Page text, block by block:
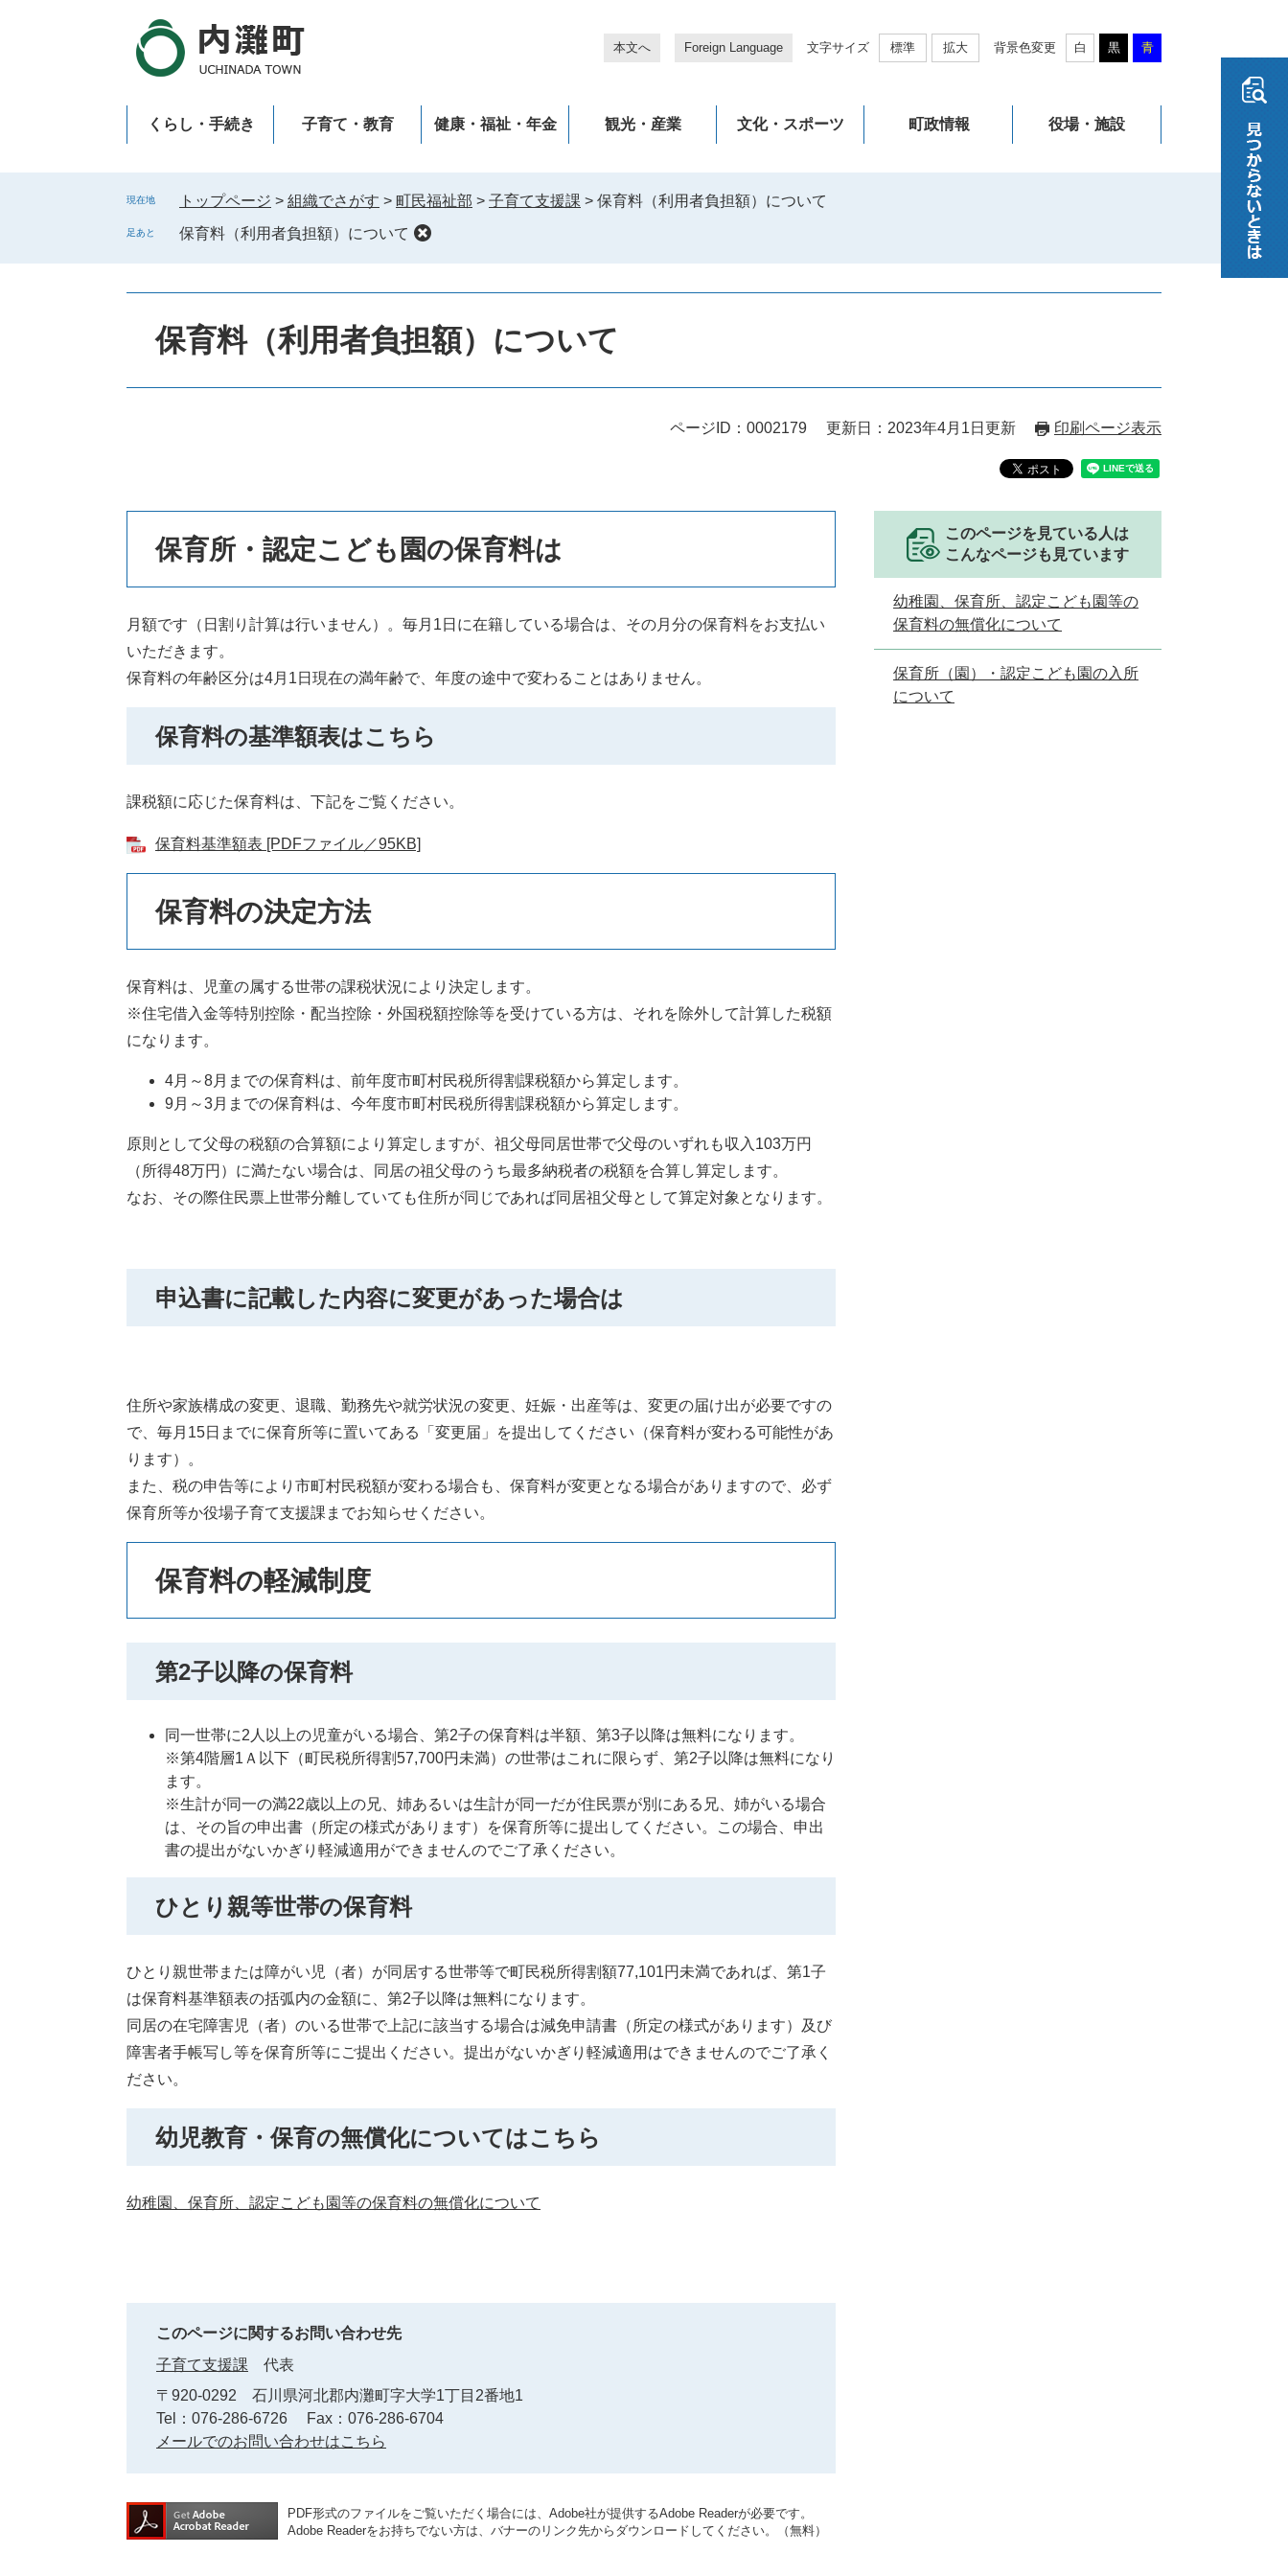
す
し
へ
本文へ Foreign Language 文字サイズ 標準 拡大 背景色変更 白 黒 青
くらし・手続き 子育て・教育 健康・福祉・年金 観光・産業 文化・スポーツ 町政情報 役場・施設
現在地 トップページ > 組織でさがす > 町民福祉部 > 子育て支援課 > 保育料（利用者負担額）について
足あと 保育料（利用者負担額）について
保育料（利用者負担額）について
ページID：0002179 更新日：2023年4月1日更新 印刷ページ表示
保育所・認定こども園の保育料は
月額です（日割り計算は行いません）。毎月1日に在籍している場合は、その月分の保育料をお支払い
いただきます。
保育料の年齢区分は4月1日現在の満年齢で、年度の途中で変わることはありません。
保育料の基準額表はこちら
課税額に応じた保育料は、下記をご覧ください。
保育料基準額表 [PDFファイル／95KB]
保育料の決定方法
保育料は、児童の属する世帯の課税状況により決定します。
※住宅借入金等特別控除・配当控除・外国税額控除等を受けている方は、それを除外して計算した税額
になります。
4月～8月までの保育料は、前年度市町村民税所得割課税額から算定します。
9月～3月までの保育料は、今年度市町村民税所得割課税額から算定します。
原則として父母の税額の合算額により算定しますが、祖父母同居世帯で父母のいずれも収入103万円
（所得48万円）に満たない場合は、同居の祖父母のうち最多納税者の税額を合算し算定します。
なお、その際住民票上世帯分離していても住所が同じであれば同居祖父母として算定対象となります。
申込書に記載した内容に変更があった場合は
住所や家族構成の変更、退職、勤務先や就労状況の変更、妊娠・出産等は、変更の届け出が必要ですの
で、毎月15日までに保育所等に置いてある「変更届」を提出してください（保育料が変わる可能性があ
ります）。
また、税の申告等により市町村民税額が変わる場合も、保育料が変更となる場合がありますので、必ず
保育所等か役場子育て支援課までお知らせください。
保育料の軽減制度
第2子以降の保育料
同一世帯に2人以上の児童がいる場合、第2子の保育料は半額、第3子以降は無料になります。
※第4階層1Ａ以下（町民税所得割57,700円未満）の世帯はこれに限らず、第2子以降は無料になり
ます。
※生計が同一の満22歳以上の兄、姉あるいは生計が同一だが住民票が別にある兄、姉がいる場合
は、その旨の申出書（所定の様式があります）を保育所等に提出してください。この場合、申出
書の提出がないかぎり軽減適用ができませんのでご了承ください。
ひとり親等世帯の保育料
ひとり親世帯または障がい児（者）が同居する世帯等で町民税所得割額77,101円未満であれば、第1子
は保育料基準額表の括弧内の金額に、第2子以降は無料になります。
同居の在宅障害児（者）のいる世帯で上記に該当する場合は減免申請書（所定の様式があります）及び
障害者手帳写し等を保育所等にご提出ください。提出がないかぎり軽減適用はできませんのでご了承く
ださい。
幼児教育・保育の無償化についてはこちら
幼稚園、保育所、認定こども園等の保育料の無償化について
このページに関するお問い合わせ先
子育て支援課
代表
〒920-0292
石川県河北郡内灘町字大学1丁目2番地1
Tel：076-286-6726
Fax：076-286-6704
メールでのお問い合わせはこちら
PDF形式のファイルをご覧いただく場合には、Adobe社が提供するAdobe Readerが必要です。
Adobe Readerをお持ちでない方は、バナーのリンク先からダウンロードしてください。（無料）
このページを見ている人は
こんなページも見ています
幼稚園、保育所、認定こども園等の
保育料の無償化について
保育所（園）・認定こども園の入所
について